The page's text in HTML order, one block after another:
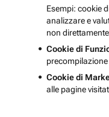
Esempi: cookie
analizzare e
non
Cookie di
Cookie di
alle pagine